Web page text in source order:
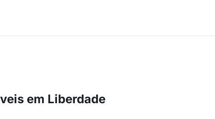
em Liberdade